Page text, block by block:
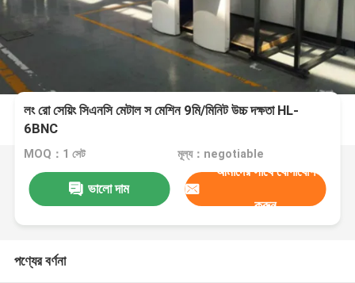
লং রো সেয়িং সিএনসি মেটাল স মেশিন 9মি/মিনিট উচ্চ দক্ষতা HL-
6BNC
MOQ：1 সেট মূল্য：negotiable
ভালো দাম
আমাদের সাথে যোগাযোগ
করুন
পণ্যের বর্ণনা